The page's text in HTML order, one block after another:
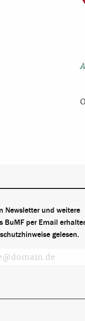
Newsletter und weitere
BuMF per Email
gelesen.